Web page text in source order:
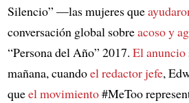
Silencio” —las mujeres que
conversación global sobreacoso y
“Persona del Año” 2017. El anuncio
mañana, cuandoel redactor jefe,
queel movimiento#MeToo